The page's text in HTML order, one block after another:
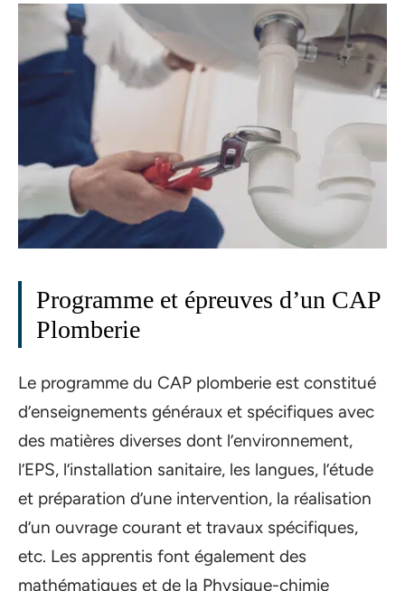
Programme et épreuves d’un CAP
Plomberie
Le programme du CAP plomberie est constitué
d’enseignements généraux et spécifiques avec
des matières diverses dont l’environnement,
l’EPS, l’installation sanitaire, les langues, l’étude
et préparation d’une intervention, la réalisation
d’un ouvrage courant et travaux spécifiques,
etc. Les apprentis font également des
mathématiques et de la Physique-chimie